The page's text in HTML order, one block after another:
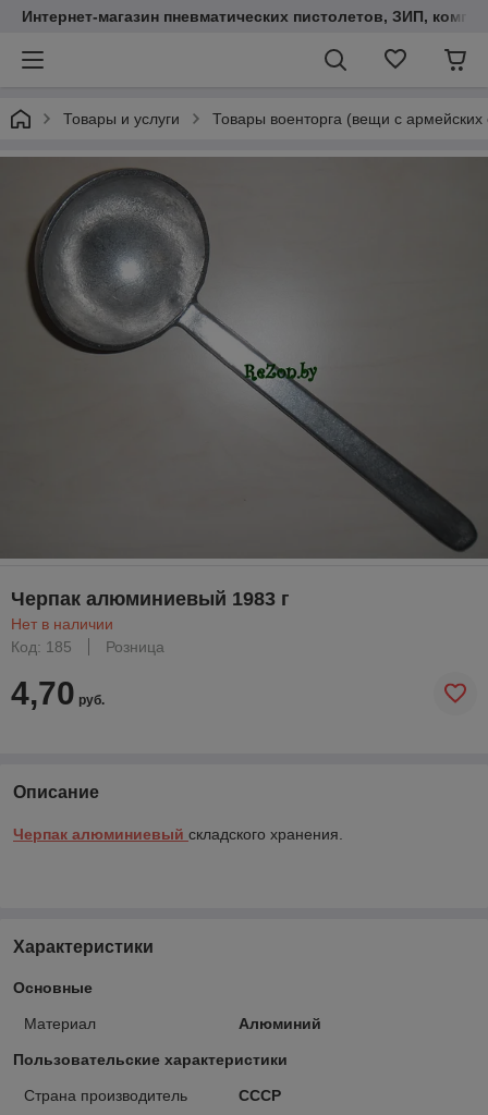
Интернет-магазин пневматических пистолетов, ЗИП,
Товары и услуги Товары военторга (вещи с армейских
Черпак алюминиевый 1983 г
Нет в наличии
Код: 185
Розница
4,70 руб.
Описание
Черпак алюминиевый складского хранения.
Характеристики
Основные
Материал Алюминий
Пользовательские характеристики
Страна производитель
СССР